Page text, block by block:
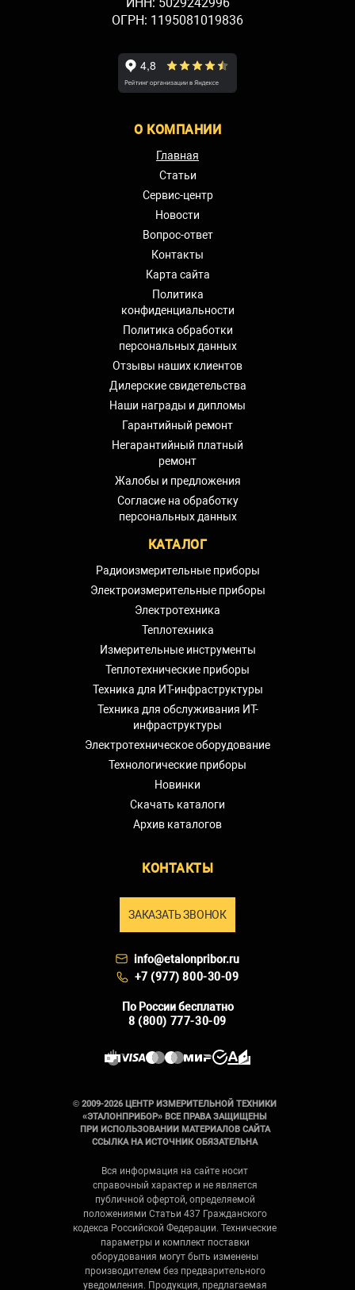
ОГРН: 1195081019836
О КОМПАНИИ
Главная
Статьи
Сервис-центр
Новости
Вопрос-ответ
Контакты
Карта сайта
Политика
конфиденциальности
Политика обработки
персональных данных
Отзывы наших клиентов
Дилерские свидетельства
Наши награды и дипломы
Гарантийный ремонт
Негарантийный платный
ремонт
Жалобы и предложения
Согласие на обработку
персональных данных
КАТАЛОГ
Радиоизмерительные приборы
Электроизмерительные приборы
Электротехника
Теплотехника
Измерительные инструменты
Теплотехнические приборы
Техника для ИТ-инфраструктуры
Техника для обслуживания ИТ-
инфраструктуры
Электротехническое оборудование
Технологические приборы
Новинки
Скачать каталоги
Архив каталогов
КОНТАКТЫ
ЗАКАЗАТЬ ЗВОНОК
info@etalonpribor.ru
+7 (977) 800-30-09
По России бесплатно
8 (800) 777-30-09
© 2009-2026 ЦЕНТР ИЗМЕРИТЕЛЬНОЙ ТЕХНИКИ
«ЭТАЛОНПРИБОР» ВСЕ ПРАВА ЗАЩИЩЕНЫ
ПРИ ИСПОЛЬЗОВАНИИ МАТЕРИАЛОВ САЙТА
ССЫЛКА НА ИСТОЧНИК ОБЯЗАТЕЛЬНА
Вся информация на сайте носит
справочный характер и не является
публичной офертой, определяемой
положениями Статьи 437 Гражданского
кодекса Российской Федерации. Технические
параметры и комплект поставки
оборудования могут быть изменены
производителем без предварительного
уведомления. Продукция, предлагаемая